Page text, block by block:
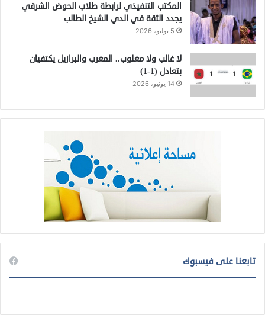
المكتب التنفيذي لرابطة طلاب الحوض الشرقي
يجدد الثقة في الدي الشيخ الطالب
5 يوليو، 2026
لا غالب ولا مغلوب.. المغرب والبرازيل يكتفيان
بتعادل (1-1)
14 يونيو، 2026
تابعنا على فيسبوك